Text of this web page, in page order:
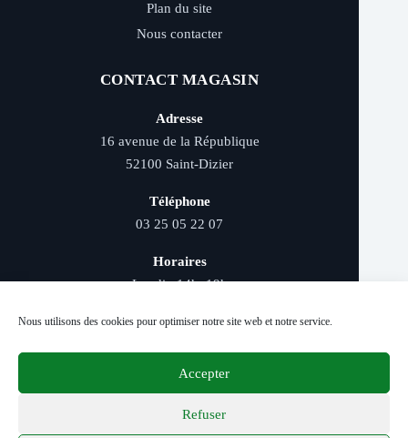
Nous utilisons des cookies pour optimiser notre site web et notre service.
Accepter
Refuser
Plan du site
Nous contacter
CONTACT MAGASIN
Adresse
16 avenue de la République
52100 Saint-Dizier
Téléphone
03 25 05 22 07
Horaires
Lundi : 14h–19h
Livraison rapide - Retrait magasin - Paiement